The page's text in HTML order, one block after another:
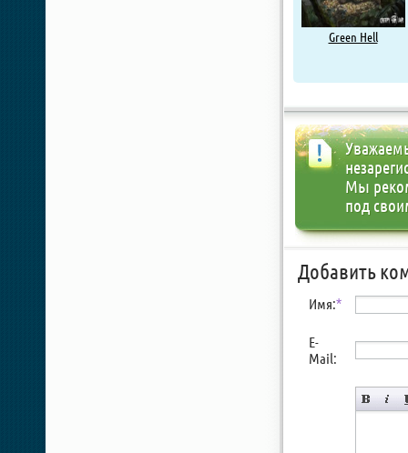
Green Hell
Мы
под
Добавить
Имя:*
E-
Mail: